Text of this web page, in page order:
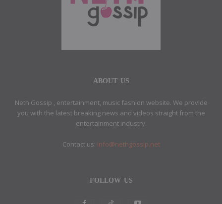
ABOUT US
Neth Gossip , entertainment, music fashion website. We provide
you with the latest breaking news and videos straight from the
entertainment industry.
Contact us: info@nethgossip.net
FOLLOW US